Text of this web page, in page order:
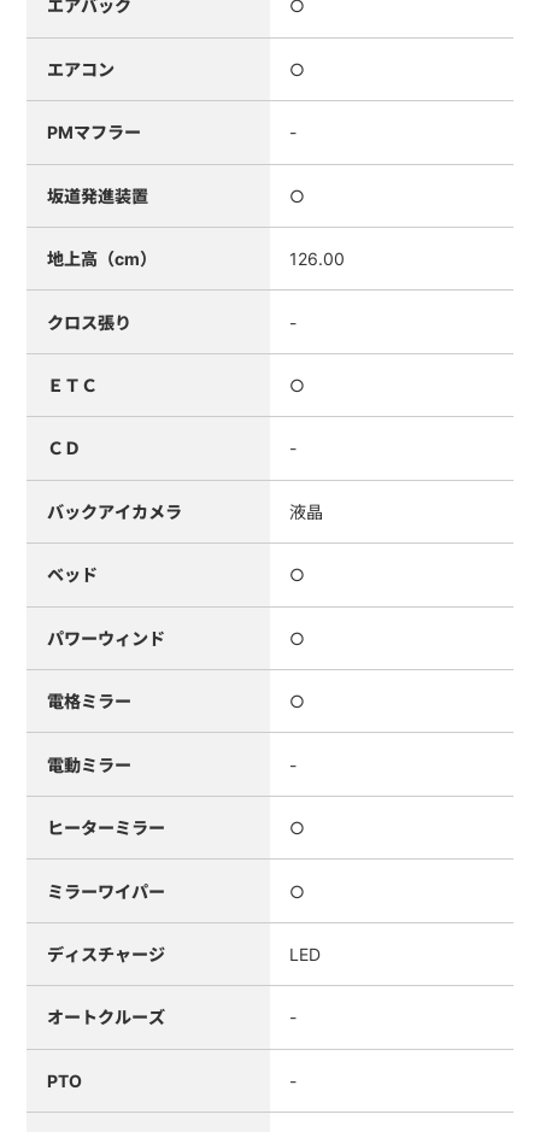
エアバック ○
エアコン ○
PMマフラー -
坂道発進装置 ○
地上高（cm） 126.00
クロス張り -
ＥＴＣ ○
ＣＤ -
バックアイカメラ 液晶
ベッド ○
パワーウィンド ○
電格ミラー ○
電動ミラー -
ヒーターミラー ○
ミラーワイパー ○
ディスチャージ LED
オートクルーズ -
PTO -